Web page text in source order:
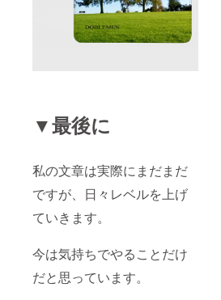
▼最後に
私の文章は実際にまだまだ
ですが、日々レベルを上げ
ていきます。
今は気持ちでやることだけ
だと思っています。